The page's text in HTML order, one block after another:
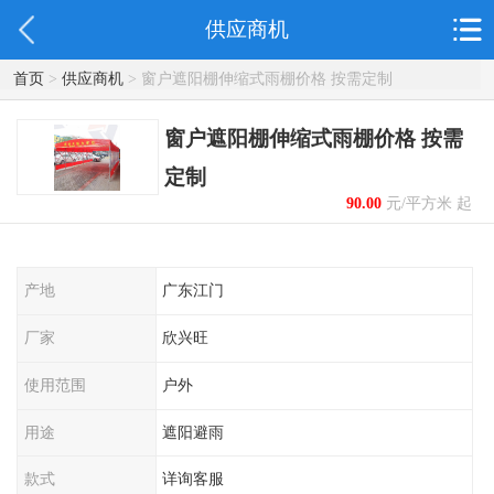
供应商机
首页> 供应商机> 窗户遮阳棚伸缩式雨棚价格 按需定制
窗户遮阳棚伸缩式雨棚价格 按需
定制
90.00元/平方米 起
产地 广东江门
厂家 欣兴旺
使用范围 户外
用途 遮阳避雨
款式 详询客服